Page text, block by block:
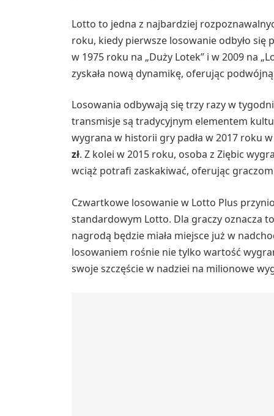
Lotto to jedna z najbardziej
roku, kiedy pierwsze losowanie odbyło się
w 1975 roku na „Duży Lotek” i w 2009 na
zyskała nową dynamikę, oferując
Losowania odbywają się trzy razy w
transmisje są tradycyjnym elementem
wygrana w historii gry padła w 2017 roku
zł. Z kolei w 2015 roku, osoba z Ziębic
wciąż potrafi zaskakiwać, oferując
Czwartkowe losowanie w Lotto Plus
standardowym Lotto. Dla graczy oznacza
nagrodą będzie miała miejsce już w
losowaniem rośnie nie tylko wartość
swoje szczęście w nadziei na milionowe